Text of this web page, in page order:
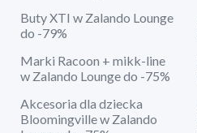
Buty XTI w Zalando Lounge
do -79%
Marki Racoon + mikk-line
w Zalando Lounge do -75%
Akcesoria dla dziecka
Bloomingville w Zalando